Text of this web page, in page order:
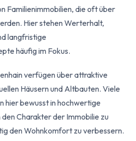
Familienimmobilien, die oft über
Hier stehen Werterhalt,
langfristige
häufig im Fokus.
verfügen über attraktive
Häusern und Altbauten. Viele
hier bewusst in hochwertige
Charakter der Immobilie zu
den Wohnkomfort zu verbessern.